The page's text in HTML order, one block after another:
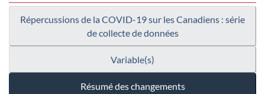
Répercussions de la COVID-19 sur les Canadiens : série
de collecte de données
Variable(s)
Résumé des changements